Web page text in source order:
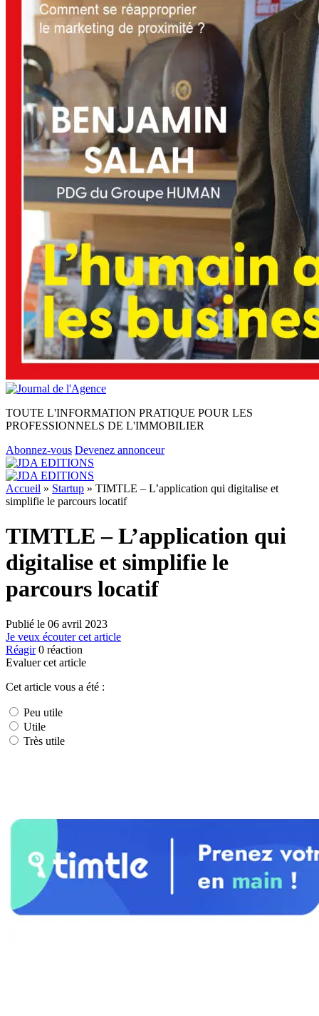
TOUTE L'INFORMATION PRATIQUE POUR LES
PROFESSIONNELS DE L'IMMOBILIER
Abonnez-vous Devenez annonceur
Accueil » Startup » TIMTLE – L’application qui digitalise et
simplifie le parcours locatif
TIMTLE – L’application qui
digitalise et simplifie le
parcours locatif
Publié le 06 avril 2023
Je veux écouter cet article
Réagir 0 réaction
Evaluer cet article
Cet article vous a été :
Peu utile
Utile
Très utile